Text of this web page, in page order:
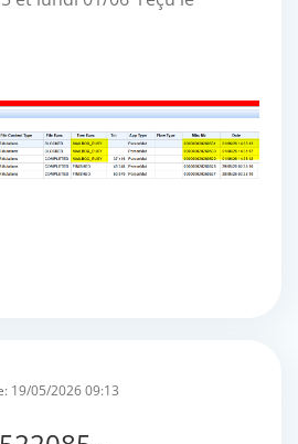
19/05/2026 09:13